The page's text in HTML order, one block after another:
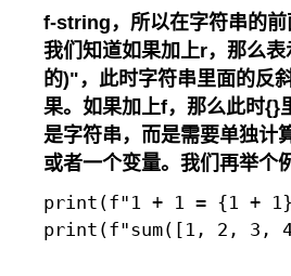
f-string，所以在字符串的前
我们知道如果加上r，那么
的)"，此时字符串里面的反
果。如果加上f，那么此时{}
是字符串，而是需要单独计
或者一个变量。我们再举个
print(f"1 + 1 = {1 +
print(f"sum([1, 2, 3,